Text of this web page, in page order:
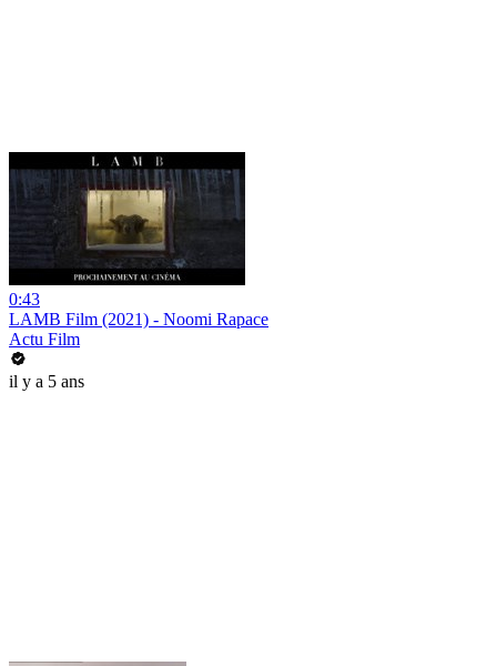
0:43
LAMB Film (2021) - Noomi Rapace
Actu Film
il y a 5 ans